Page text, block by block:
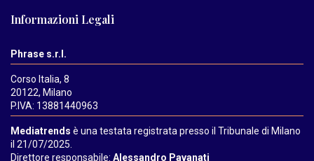
Informazioni Legali
Phrase s.r.l.
Corso Italia, 8
20122, Milano
P.IVA: 13881440963
Mediatrends è una testata registrata presso il Tribunale di Milano
il 21/07/2025.
Direttore responsabile: Alessandro Pavanati